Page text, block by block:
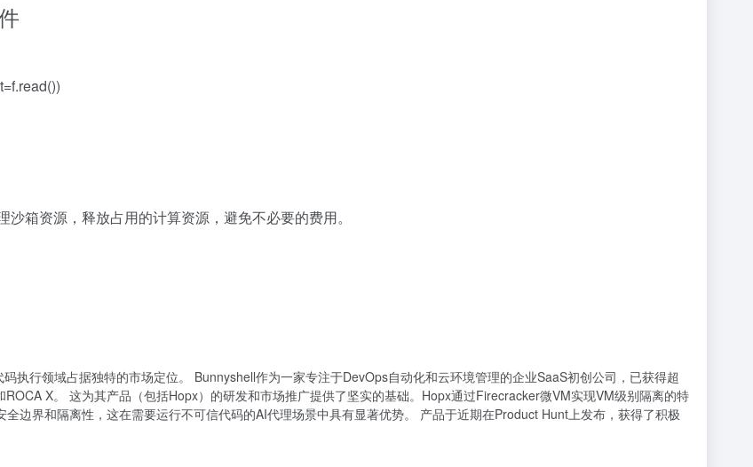
沙箱资源，释放占用的计算资源，避免不必要的费用。
执行领域占据独特的市场定位。 Bunnyshell作为一家专注于DevOps自动化和云环境管理的企业SaaS初创公司，已获得超
X。 这为其产品（包括Hopx）的研发和市场推广提供了坚实的基础。Hopx通过Firecracker微VM实现VM级别隔离的特
边界和隔离性，这在需要运行不可信代码的AI代理场景中具有显著优势。 产品于近期在Product Hunt上发布，获得了积极